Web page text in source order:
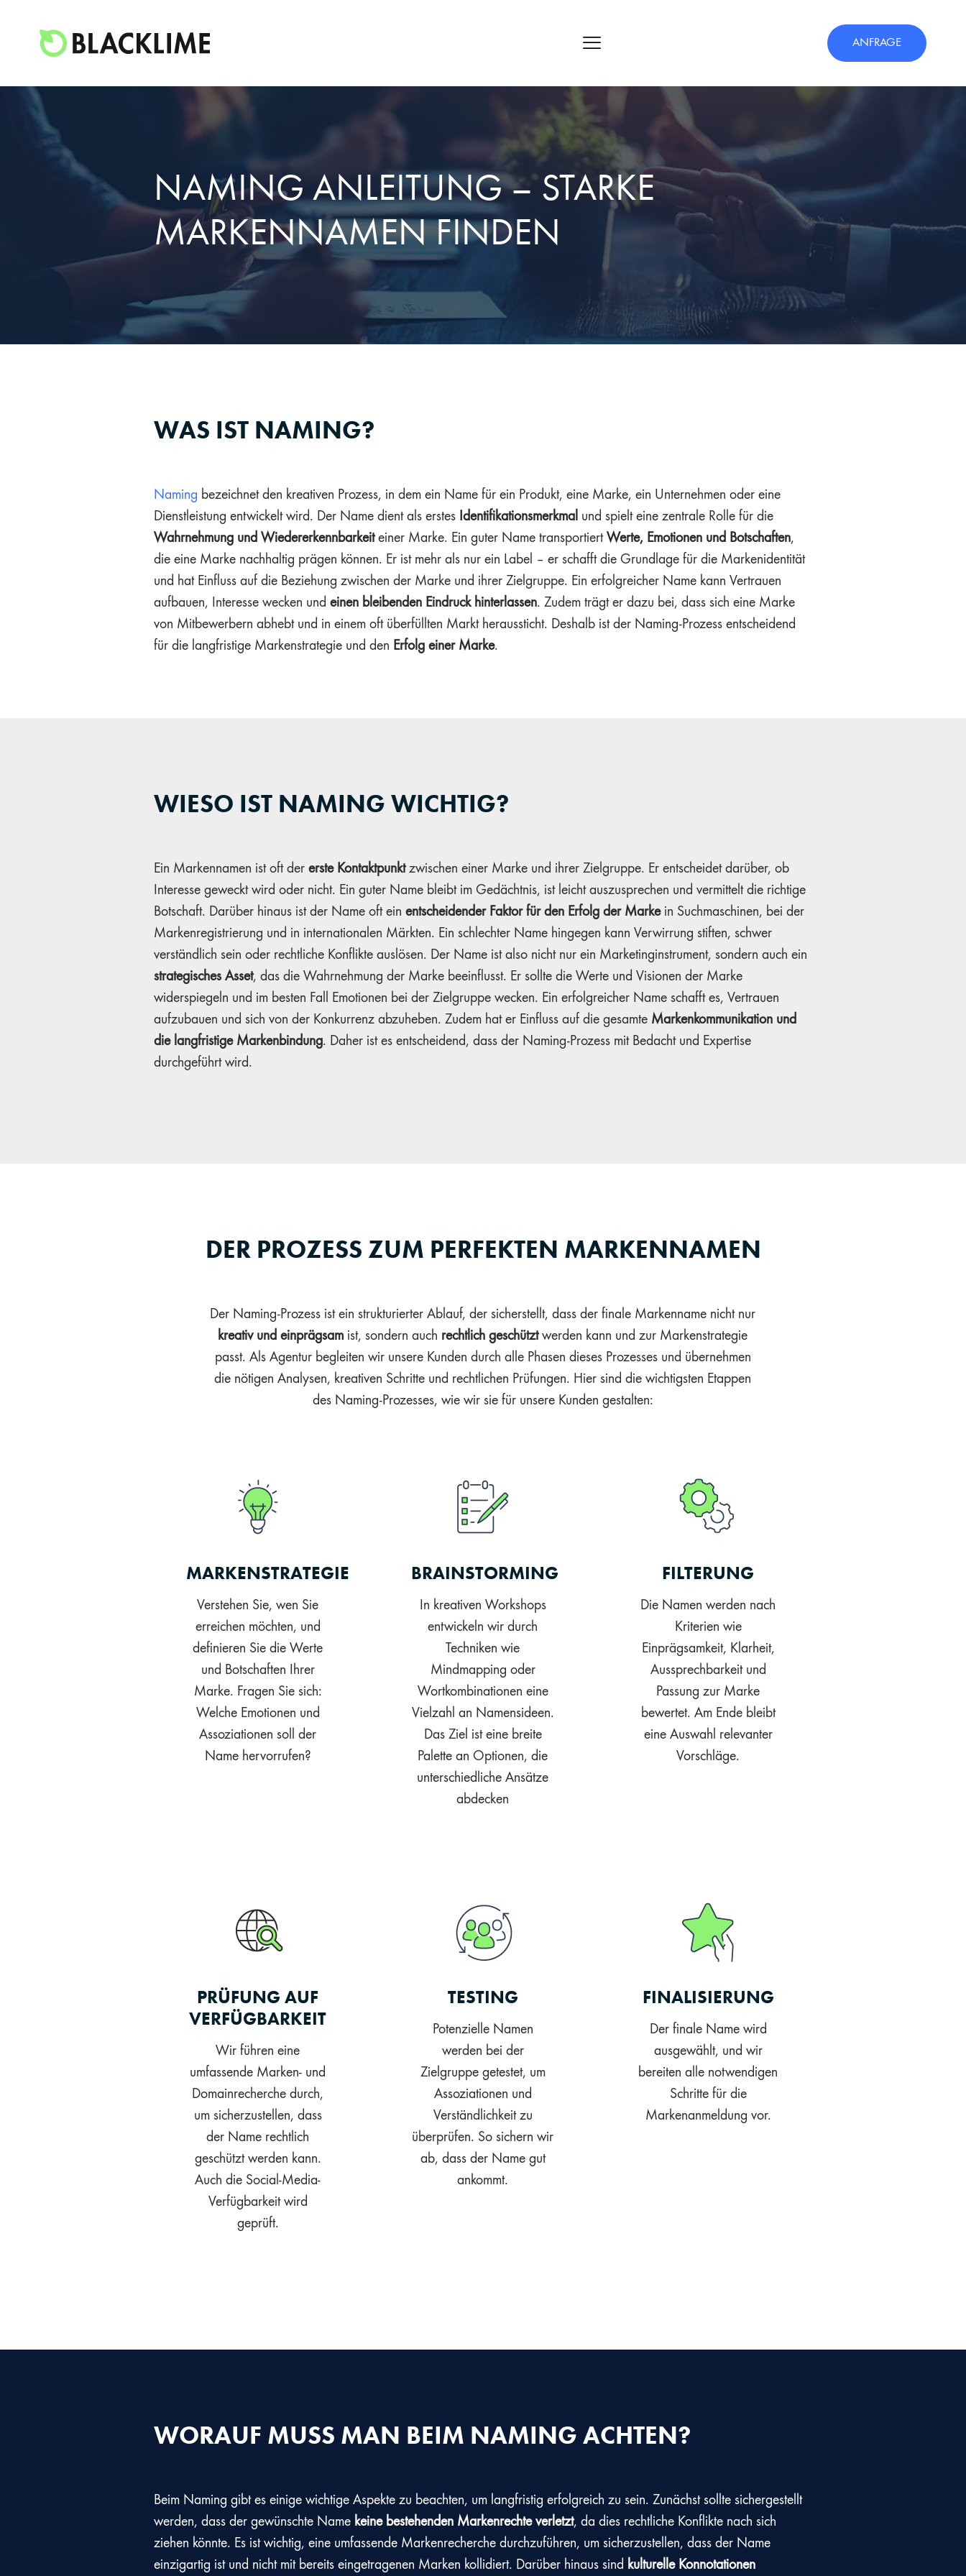
ANFRAGE
NAMING ANLEITUNG – STARKE
MARKENNAMEN FINDEN
WAS IST NAMING?
Naming bezeichnet den kreativen Prozess, in dem ein Name für ein Produkt, eine Marke, ein Unternehmen oder eine
Dienstleistung entwickelt wird. Der Name dient als erstes Identifikationsmerkmal und spielt eine zentrale Rolle für die
Wahrnehmung und Wiedererkennbarkeiteiner Marke. Ein guter Name transportiert Werte, Emotionen und Botschaften,
die eine Marke nachhaltig prägen können. Er ist mehr als nur ein Label – er schafft die Grundlage für die Markenidentität
und hat Einfluss auf die Beziehung zwischen der Marke und ihrer Zielgruppe. Ein erfolgreicher Name kann Vertrauen
aufbauen, Interesse wecken und einen bleibenden Eindruck hinterlassen. Zudem trägt er dazu bei, dass sich eine Marke
von Mitbewerbern abhebt und in einem oft überfüllten Markt heraussticht. Deshalb ist der Naming-Prozess entscheidend
für die langfristige Markenstrategie und den Erfolg einer Marke.
WIESO IST NAMING WICHTIG?
Ein Markennamen ist oft der erste Kontaktpunktzwischen einer Marke und ihrer Zielgruppe. Er entscheidet darüber, ob
Interesse geweckt wird oder nicht. Ein guter Name bleibt im Gedächtnis, ist leicht auszusprechen und vermittelt die richtige
Botschaft. Darüber hinaus ist der Name oft ein entscheidender Faktor für den Erfolg der Markein Suchmaschinen, bei der
Markenregistrierung und in internationalen Märkten. Ein schlechter Name hingegen kann Verwirrung stiften, schwer
verständlich sein oder rechtliche Konflikte auslösen. Der Name ist also nicht nur ein Marketinginstrument, sondern auch ein
strategisches Asset, das die Wahrnehmung der Marke beeinflusst. Er sollte die Werte und Visionen der Marke
widerspiegeln und im besten Fall Emotionen bei der Zielgruppe wecken. Ein erfolgreicher Name schafft es, Vertrauen
aufzubauen und sich von der Konkurrenz abzuheben. Zudem hat er Einfluss auf die gesamte Markenkommunikation und
die langfristige Markenbindung. Daher ist es entscheidend, dass der Naming-Prozess mit Bedacht und Expertise
durchgeführt wird.
DER PROZESS ZUM PERFEKTEN MARKENNAMEN
Der Naming-Prozess ist ein strukturierter Ablauf, der sicherstellt, dass der finale Markenname nicht nur
kreativ und einprägsam ist, sondern auch rechtlich geschütztwerden kann und zur Markenstrategie
passt. Als Agentur begleiten wir unsere Kunden durch alle Phasen dieses Prozesses und übernehmen
die nötigen Analysen, kreativen Schritte und rechtlichen Prüfungen. Hier sind die wichtigsten Etappen
des Naming-Prozesses, wie wir sie für unsere Kunden gestalten:
MARKENSTRATEGIE
Verstehen Sie, wen Sie
erreichen möchten, und
definieren Sie die Werte
und Botschaften Ihrer
Marke. Fragen Sie sich:
Welche Emotionen und
Assoziationen soll der
Name hervorrufen?
BRAINSTORMING
In kreativen Workshops
entwickeln wir durch
Techniken wie
Mindmapping oder
Wortkombinationen eine
Vielzahl an Namensideen.
Das Ziel ist eine breite
Palette an Optionen, die
unterschiedliche Ansätze
abdecken
FILTERUNG
Die Namen werden nach
Kriterien wie
Einprägsamkeit, Klarheit,
Aussprechbarkeit und
Passung zur Marke
bewertet. Am Ende bleibt
eine Auswahl relevanter
Vorschläge.
PRÜFUNG AUF
VERFÜGBARKEIT
Wir führen eine
umfassende Marken- und
Domainrecherche durch,
um sicherzustellen, dass
der Name rechtlich
geschützt werden kann.
Auch die Social-Media-
Verfügbarkeit wird
geprüft.
TESTING
Potenzielle Namen
werden bei der
Zielgruppe getestet, um
Assoziationen und
Verständlichkeit zu
überprüfen. So sichern wir
ab, dass der Name gut
ankommt.
FINALISIERUNG
Der finale Name wird
ausgewählt, und wir
bereiten alle notwendigen
Schritte für die
Markenanmeldung vor.
WORAUF MUSS MAN BEIM NAMING ACHTEN?
Beim Naming gibt es einige wichtige Aspekte zu beachten, um langfristig erfolgreich zu sein. Zunächst sollte sichergestellt
werden, dass der gewünschte Name keine bestehenden Markenrechte verletzt, da dies rechtliche Konflikte nach sich
ziehen könnte. Es ist wichtig, eine umfassende Markenrecherche durchzuführen, um sicherzustellen, dass der Name
einzigartig ist und nicht mit bereits eingetragenen Marken kollidiert. Darüber hinaus sind kulturelle Konnotationen